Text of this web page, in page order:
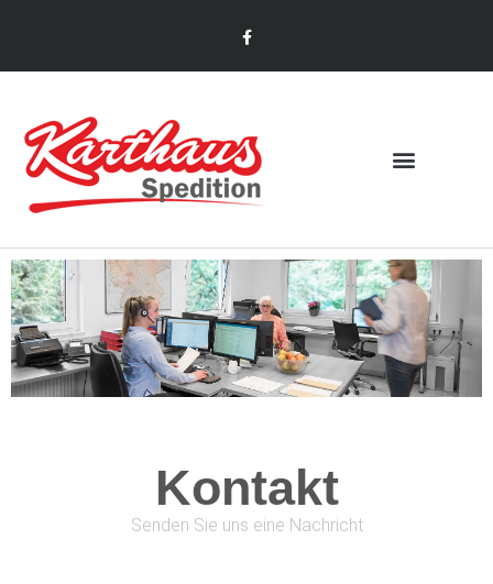
WEIT VORN
Telematik macht es möglich.Kontakt
Senden Sie uns eine Nachricht